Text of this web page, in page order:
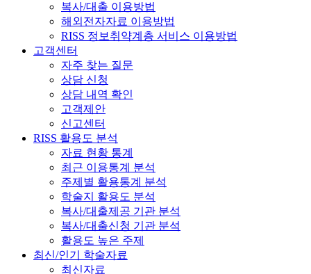
복사/대출 이용방법
해외전자자료 이용방법
RISS 정보취약계층 서비스 이용방법
고객센터
자주 찾는 질문
상담 신청
상담 내역 확인
고객제안
신고센터
RISS 활용도 분석
자료 현황 통계
최근 이용통계 분석
주제별 활용통계 분석
학술지 활용도 분석
복사/대출제공 기관 분석
복사/대출신청 기관 분석
활용도 높은 주제
최신/인기 학술자료
최신자료